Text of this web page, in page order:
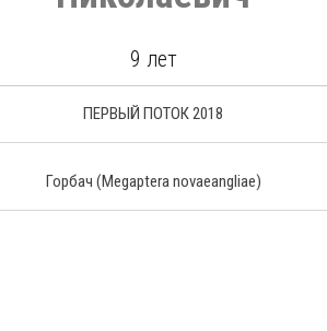
9 лет
ПЕРВЫЙ ПОТОК 2018
Горбач (Megaptera novaeangliae)